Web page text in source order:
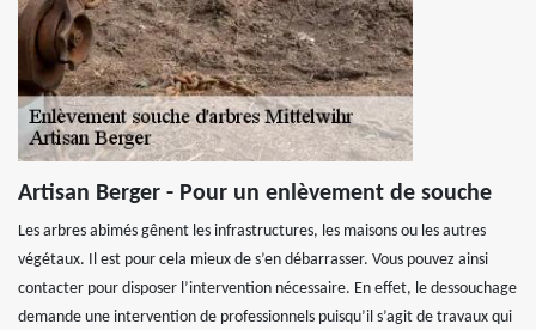
Artisan Berger - Pour un enlèvement de souche
Les arbres abimés gênent les infrastructures, les maisons ou les autres
végétaux. Il est pour cela mieux de s’en débarrasser. Vous pouvez ainsi
contacter pour disposer l’intervention nécessaire. En effet, le dessouchage
demande une intervention de professionnels puisqu’il s’agit de travaux qui